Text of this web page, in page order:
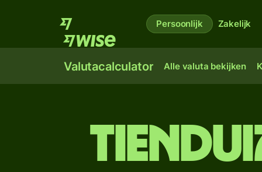
Persoonlijk Zakelijk
Valutacalculator Alle valuta bekijken